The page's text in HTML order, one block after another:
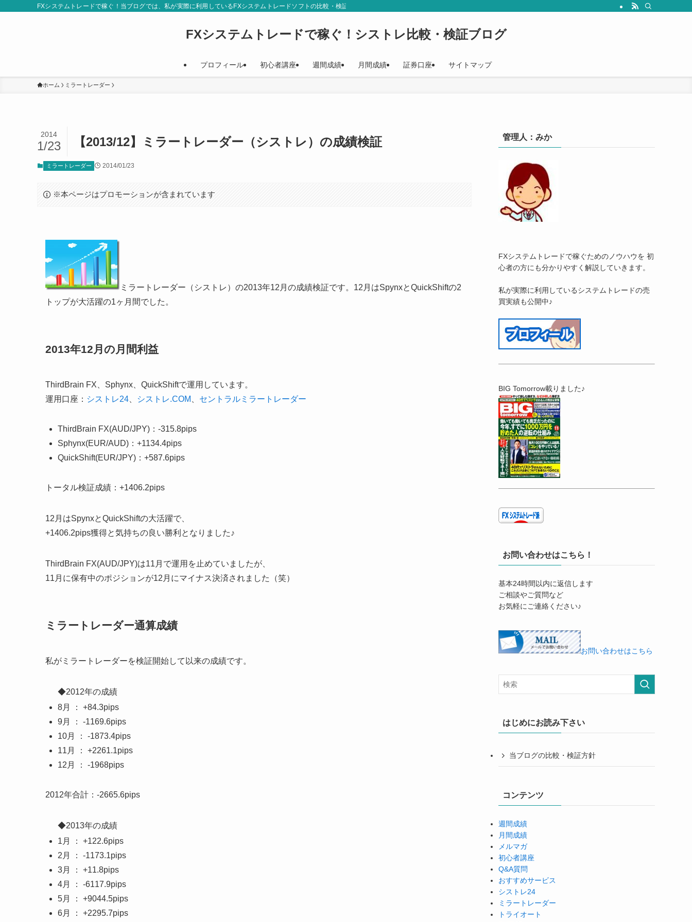
FXシステムトレードで稼ぐ！当ブログでは、私が実際に利用しているFXシステムトレードソフトの比較・検証結果をご紹介しています。シストレ初心者の人にも分かりやすく解説していきます。
FXシステムトレードで稼ぐ！シストレ比較・検証ブログ
プロフィール 初心者講座 週間成績 月間成績 証券口座 サイトマップ
ホーム ミラートレーダー
【2013/12】ミラートレーダー（シストレ）の成績検証
2014
1/23
ミラートレーダー 2014/01/23
※本ページはプロモーションが含まれています
ミラートレーダー（シストレ）の2013年12月の成績検証です。12月はSpynxとQuickShiftの2
トップが大活躍の1ヶ月間でした。
2013年12月の月間利益
ThirdBrain FX、Sphynx、QuickShiftで運用しています。
運用口座： シストレ24 シストレ.COM セントラルミラートレーダー
ThirdBrain FX(AUD/JPY)：-315.8pips
Sphynx(EUR/AUD)：+1134.4pips
QuickShift(EUR/JPY)：+587.6pips
トータル検証成績：+1406.2pips
12月はSpynxとQuickShiftの大活躍で、
+1406.2pips獲得と気持ちの良い勝利となりました♪
ThirdBrain FX(AUD/JPY)は11月で運用を止めていましたが、
11月に保有中のポジションが12月にマイナス決済されました（笑）
ミラートレーダー通算成績
私がミラートレーダーを検証開始して以来の成績です。
◆2012年の成績
8月 ： +84.3pips
9月 ： -1169.6pips
10月 ： -1873.4pips
11月 ： +2261.1pips
12月 ： -1968pips
2012年合計：-2665.6pips
◆2013年の成績
1月 ： +122.6pips
2月 ： -1173.1pips
3月 ： +11.8pips
4月 ： -6117.9pips
5月 ： +9044.5pips
6月 ： +2295.7pips
管理人：みか
FXシステムトレードで稼ぐためのノウハウを 初
心者の方にも分かりやすく解説していきます。
私が実際に利用しているシステムトレードの売
買実績も公開中♪
BIG Tomorrow載りました♪
お問い合わせはこちら！
基本24時間以内に返信します
ご相談やご質問など
お気軽にご連絡ください♪
お問い合わせはこちら
はじめにお読み下さい
当ブログの比較・検証方針
コンテンツ
週間成績
月間成績
メルマガ
初心者講座
Q&A質問
おすすめサービス
シストレ24
ミラートレーダー
トライオート